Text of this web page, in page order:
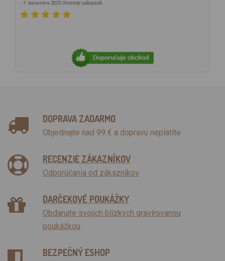
- 7. decembra 2025 Overený zákazník
DOPRAVA ZADARMO
Objednajte nad 99 € a dopravu neplatíte
RECENZIE ZÁKAZNÍKOV
Odporúčania od zákazníkov
DARČEKOVÉ POUKÁŽKY
Obdarujte svojich blízkych gravírovanou
poukážkou
BEZPEČNÝ ESHOP